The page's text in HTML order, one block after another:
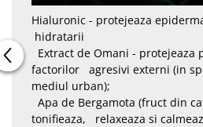
Hialuronic - protejeaza
hidratarii
Extract de Omani - protejeaza
factorilor agresivi externi (in
mediul urban);
Apa de Bergamota (fruct din
tonifieaza, relaxeaza si